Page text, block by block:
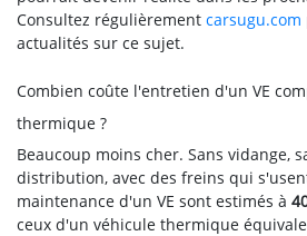
Consultez régulièrement carsugu.com
actualités sur ce sujet.
Combien coûte l'entretien d'un VE
thermique ?
Beaucoup moins cher. Sans vidange,
distribution, avec des freins qui
maintenance d'un VE sont estimés à
ceux d'un véhicule thermique